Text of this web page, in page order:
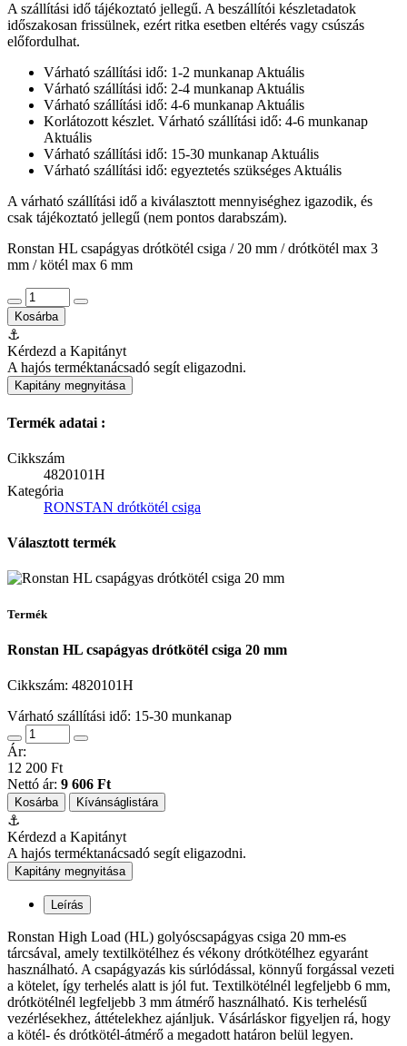
A szállítási idő tájékoztató jellegű. A beszállítói készletadatok
időszakosan frissülnek, ezért ritka esetben eltérés vagy csúszás
előfordulhat.
Várható szállítási idő: 1-2 munkanapAktuális
Várható szállítási idő: 2-4 munkanapAktuális
Várható szállítási idő: 4-6 munkanapAktuális
Korlátozott készlet. Várható szállítási idő: 4-6 munkanap
Aktuális
Várható szállítási idő: 15-30 munkanapAktuális
Várható szállítási idő: egyeztetés szükségesAktuális
A várható szállítási idő a kiválasztott mennyiséghez igazodik, és
csak tájékoztató jellegű (nem pontos darabszám).
Ronstan HL csapágyas drótkötél csiga / 20 mm / drótkötél max 3
mm / kötél max 6 mm
Kosárba
⚓
Kérdezd a Kapitányt
A hajós terméktanácsadó segít eligazodni.
Kapitány megnyitása
Termék adatai :
Cikkszám
4820101H
Kategória
RONSTAN drótkötél csiga
Választott termék
Termék
Ronstan HL csapágyas drótkötél csiga 20 mm
Cikkszám: 4820101H
Várható szállítási idő: 15-30 munkanap
Ár:
12 200 Ft
Nettó ár: 9 606 Ft
Kosárba Kívánságlistára
⚓
Kérdezd a Kapitányt
A hajós terméktanácsadó segít eligazodni.
Kapitány megnyitása
Leírás
Ronstan High Load (HL) golyóscsapágyas csiga 20 mm-es
tárcsával, amely textilkötélhez és vékony drótkötélhez egyaránt
használható. A csapágyazás kis súrlódással, könnyű forgással vezeti
a kötelet, így terhelés alatt is jól fut. Textilkötélnél legfeljebb 6 mm,
drótkötélnél legfeljebb 3 mm átmérő használható. Kis terhelésű
vezérlésekhez, áttételekhez ajánljuk. Vásárláskor figyeljen rá, hogy
a kötél- és drótkötél-átmérő a megadott határon belül legyen.